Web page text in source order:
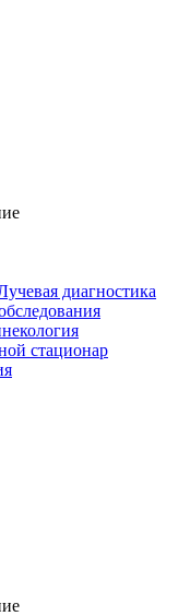
диагностика
стационар